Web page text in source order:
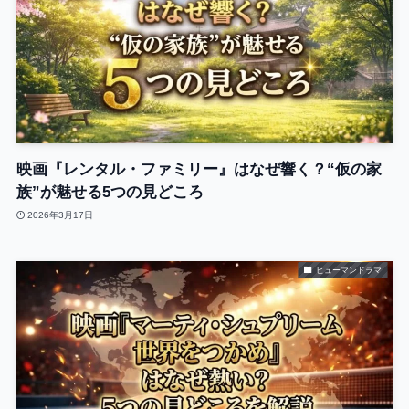
映画『レンタル・ファミリー』はなぜ響く？“仮の家
族”が魅せる5つの見どころ
2026年3月17日
ヒューマンドラマ